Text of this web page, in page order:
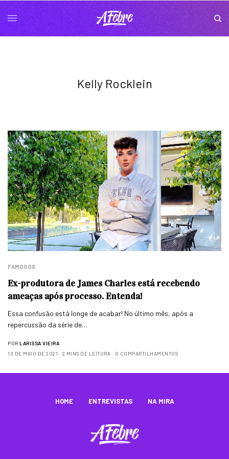
Kelly Rocklein
FAMOSOS
Ex-produtora de James Charles está recebendo
ameaças após processo. Entenda!
Essa confusão está longe de acabar! No último mês, após a
repercussão da série de…
POR LARISSA VIEIRA
13 DE MAIO DE 2021
2 MINS DE LEITURA 0 COMPARTILHAMENTOS
HOME ENTREVISTAS NA MIRA